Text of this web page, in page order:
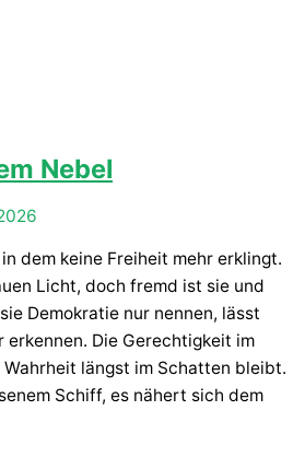
Nebel
dem keine Freiheit mehr erklingt.
Licht, doch fremd ist sie und
Demokratie nur nennen, lässt
Die Gerechtigkeit im
längst im Schatten bleibt.
Schiff, es nähert sich dem